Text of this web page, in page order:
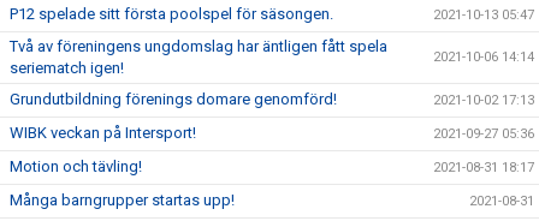
P12 spelade sitt första poolspel för säsongen. 2021-10-13 05:47
Två av föreningens ungdomslag har äntligen fått spela
seriematch igen!
2021-10-06 14:14
Grundutbildning förenings domare genomförd! 2021-10-02 17:13
WIBK veckan på Intersport! 2021-09-27 05:36
Motion och tävling! 2021-08-31 18:17
Många barngrupper startas upp! 2021-08-31